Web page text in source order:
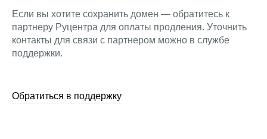
Если вы хотите сохранить домен — обратитесь к
партнеру Руцентра для оплаты продления. Уточнить
контакты для связи с партнером можно в службе
поддержки.
Обратиться в поддержку